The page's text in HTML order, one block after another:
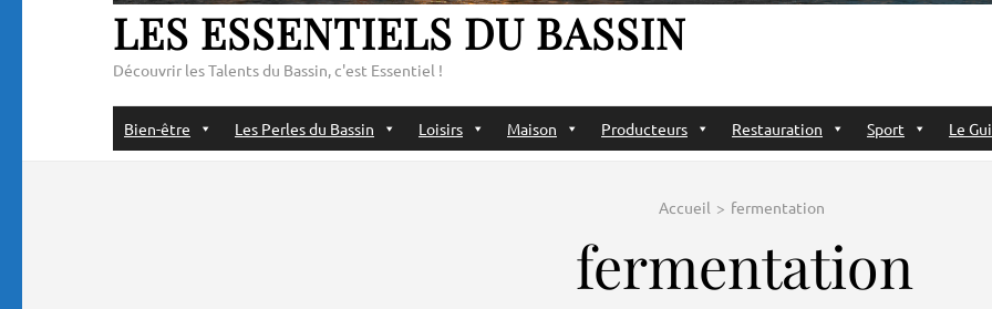
LES ESSENTIELS DU BASSIN
Découvrir les Talents du Bassin, c'est Essentiel !
Bien-être Les Perles du Bassin Loisirs Maison Producteurs Restauration Sport Le
Accueil > fermentation
fermentation